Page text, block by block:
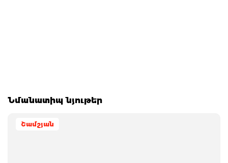
Նմանատիպ նյութեր
Շամշյան